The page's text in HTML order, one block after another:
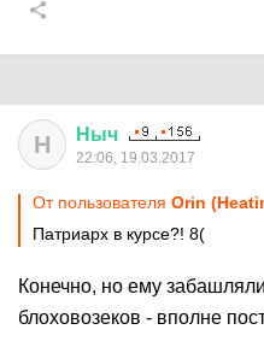
Н Ныч
22:06, 19.03.2017
От пользователя Orin
Патриарх в курсе?! 8(
Конечно, но ему
блоховозеков - вполне